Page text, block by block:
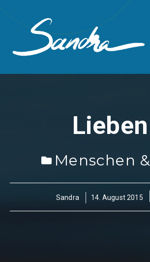
Inhalt
Lieben
Menschen
Sandra 14. August 2015